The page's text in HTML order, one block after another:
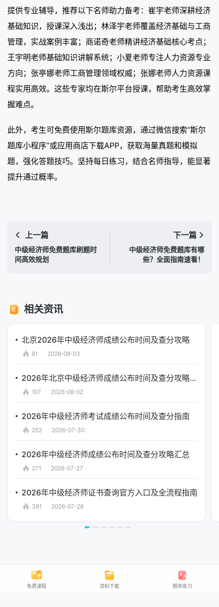
提供专业辅导，推荐以下名师助力备考：崔宇老师深耕经济
基础知识，授课深入浅出；林泽宇老师覆盖经济基础与工商
管理，实战案例丰富；商诺奇老师精讲经济基础核心考点；
王宇明老师基础知识讲解系统；小夏老师专注人力资源专业
方向；张亭娜老师工商管理领域权威；张娜老师人力资源课
程实用高效。这些专家均在斯尔平台授课，帮助考生高效掌
握难点。
此外，考生可免费使用斯尔题库资源，通过微信搜索“斯尔
题库小程序”或应用商店下载APP，获取海量真题和模拟
题，强化答题技巧。坚持每日练习，结合名师指导，能显著
提升通过概率。
上一篇
中级经济师免费题库刷题时
间高效规划
下一篇
中级经济师免费题库有哪
些？全面指南速看！
相关资讯
北京2026年中级经济师成绩公布时间及查分攻略
81 2026-08-03
2026年北京中级经济师成绩公布时间及查分攻略汇总
107 2026-08-02
2026年中级经济师考试成绩公布时间及查分指南
252 2026-07-30
2026年中级经济师成绩公布时间及查分攻略汇总
271 2026-07-27
2026年中级经济师证书查询官方入口及全流程指南
381 2026-07-26
免费课程 资料下载 题库练习